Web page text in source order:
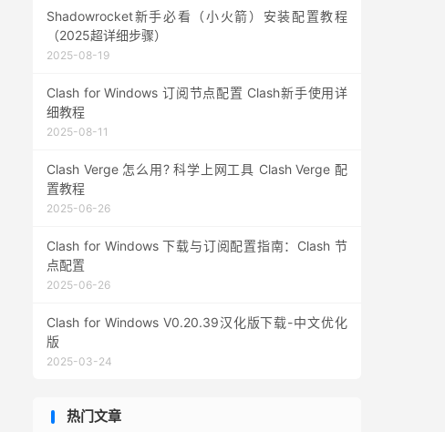
Shadowrocket新手必看（小火箭）安装配置教程
（2025超详细步骤）
2025-08-19
Clash for Windows 订阅节点配置 Clash新手使用详
细教程
2025-08-11
Clash Verge 怎么用? 科学上网工具 Clash Verge 配
置教程
2025-06-26
Clash for Windows 下载与订阅配置指南：Clash 节
点配置
2025-06-26
Clash for Windows V0.20.39汉化版下载-中文优化
版
2025-03-24
热门文章